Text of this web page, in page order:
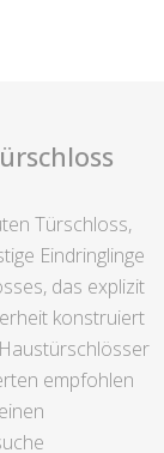
Türschloss,
Eindringlinge
das explizit
konstruiert
empfohlen